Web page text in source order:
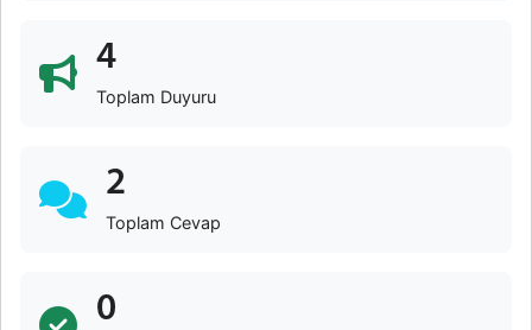
4
Toplam Duyuru
2
Toplam Cevap
0